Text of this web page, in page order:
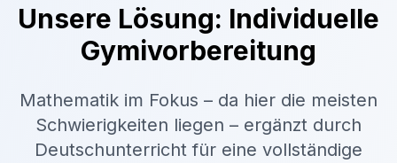
Unsere Lösung: Individuelle
Gymivorbereitung
Mathematik im Fokus – da hier die meisten
Schwierigkeiten liegen – ergänzt durch
Deutschunterricht für eine vollständige